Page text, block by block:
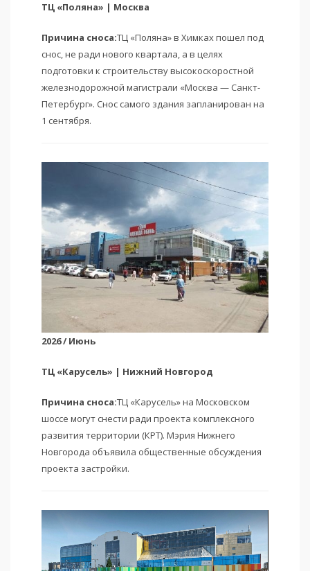
ТЦ «Поляна» | Москва
Причина сноса:ТЦ «Поляна» в Химках пошел под
снос, не ради нового квартала, а в целях
подготовки к строительству высокоскоростной
железнодорожной магистрали «Москва — Санкт-
Петербург». Снос самого здания запланирован на
1 сентября.
2026 / Июнь
ТЦ «Карусель» | Нижний Новгород
Причина сноса:ТЦ «Карусель» на Московском
шоссе могут снести ради проекта комплексного
развития территории (КРТ). Мэрия Нижнего
Новгорода объявила общественные обсуждения
проекта застройки.